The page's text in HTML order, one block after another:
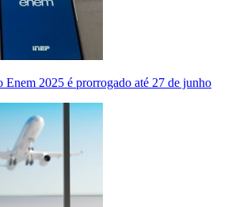
Enem 2025 é prorrogado até 27 de junho